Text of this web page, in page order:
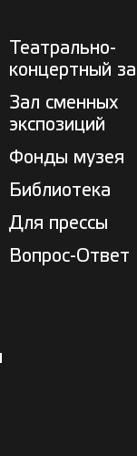
Театрально-
концертный
Зал сменных
экспозиций
Фонды музея
Библиотека
Для прессы
Вопрос-Ответ